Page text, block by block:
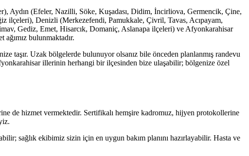
Aydın (Efeler, Nazilli, Söke, Kuşadası, Didim, İncirliova, Germencik, Çine,
ilçeleri), Denizli (Merkezefendi, Pamukkale, Çivril, Tavas, Acıpayam,
Gediz, Emet, Hisarcık, Domaniç, Aslanapa ilçeleri) ve Afyonkarahisar
bulunmaktadır.
taşır. Uzak bölgelerde bulunuyor olsanız bile önceden planlanmış randevu
illerinin herhangi bir ilçesinden bize ulaşabilir; bölgenize özel
de hizmet vermektedir. Sertifikalı hemşire kadromuz, hijyen protokollerine
sağlık ekibimiz sizin için en uygun bakım planını hazırlayabilir. Hasta ve